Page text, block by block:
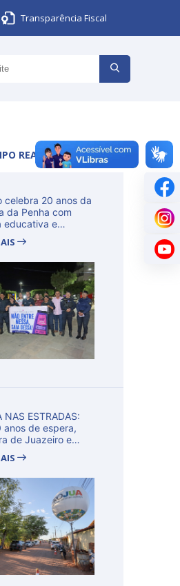
Transparência Fiscal
REAL
celebra 20 anos da
da Penha com
educativa e
NAS ESTRADAS:
anos de espera,
de Juazeiro e